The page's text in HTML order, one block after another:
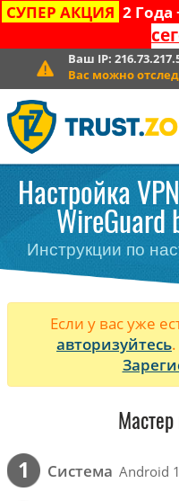
СУПЕР АКЦИЯ 2
Ваш IP:
Вас можно
Настройка
WireGuard
Инструкции по
Если у вас уже
авторизуйтесь
1 Cистема Android